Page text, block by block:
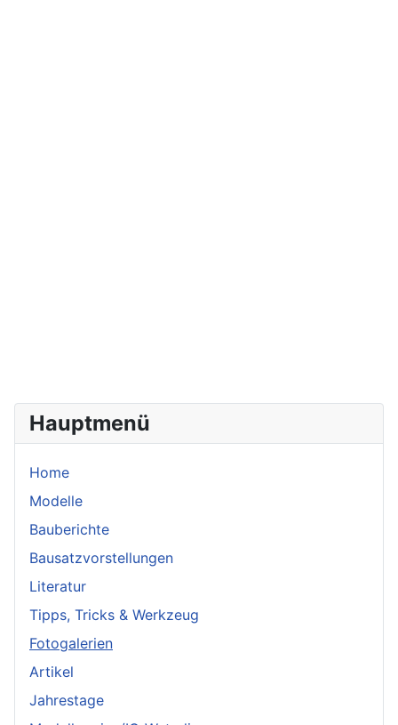
Hauptmenü
Home
Modelle
Bauberichte
Bausatzvorstellungen
Literatur
Tipps, Tricks & Werkzeug
Fotogalerien
Artikel
Jahrestage